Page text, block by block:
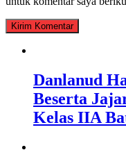
Danlanud
Beserta
Kelas IIA